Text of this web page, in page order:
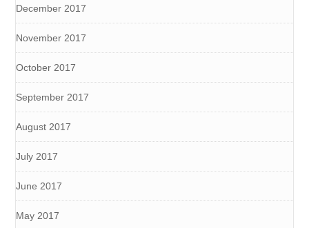
December 2017
November 2017
October 2017
September 2017
August 2017
July 2017
June 2017
May 2017